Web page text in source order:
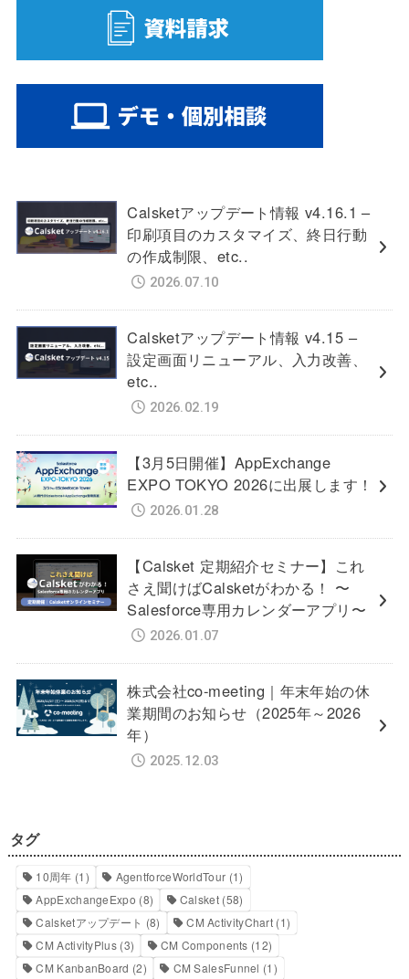
Calsketアップデート情報 v4.16.1 –
印刷項目のカスタマイズ、終日行動
の作成制限、etc..
2026.07.10
Calsketアップデート情報 v4.15 –
設定画面リニューアル、入力改善、
etc..
2026.02.19
【3月5日開催】AppExchange
EXPO TOKYO 2026に出展します！
2026.01.28
【Calsket 定期紹介セミナー】これ
さえ聞けばCalsketがわかる！ 〜
Salesforce専用カレンダーアプリ〜
2026.01.07
株式会社co-meeting｜年末年始の休
業期間のお知らせ（2025年～2026
年）
2025.12.03
タグ
10周年 (1) AgentforceWorldTour (1)
AppExchangeExpo (8) Calsket(58)
Calsketアップデート (8) CM ActivityChart (1)
CM ActivityPlus(3) CM Components (12)
CM KanbanBoard (2) CM SalesFunnel (1)